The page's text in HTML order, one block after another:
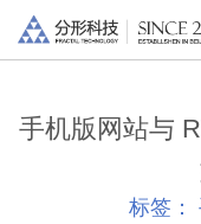
手机版网站与
标签：